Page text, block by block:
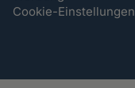
Cookie-Einstellungen